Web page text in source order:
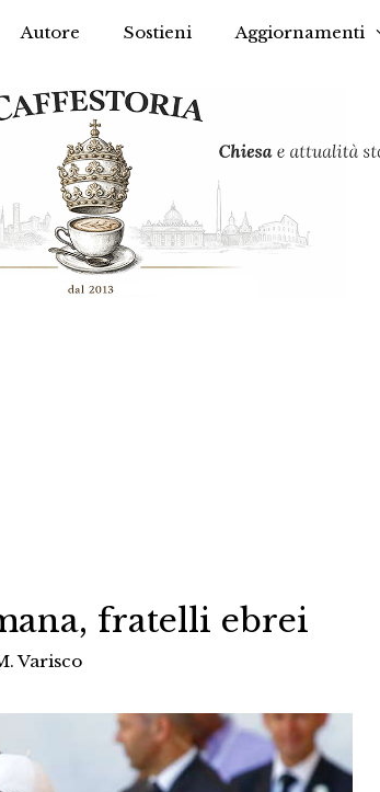
Autore Sostieni Aggiornamenti
fratelli ebrei
Varisco